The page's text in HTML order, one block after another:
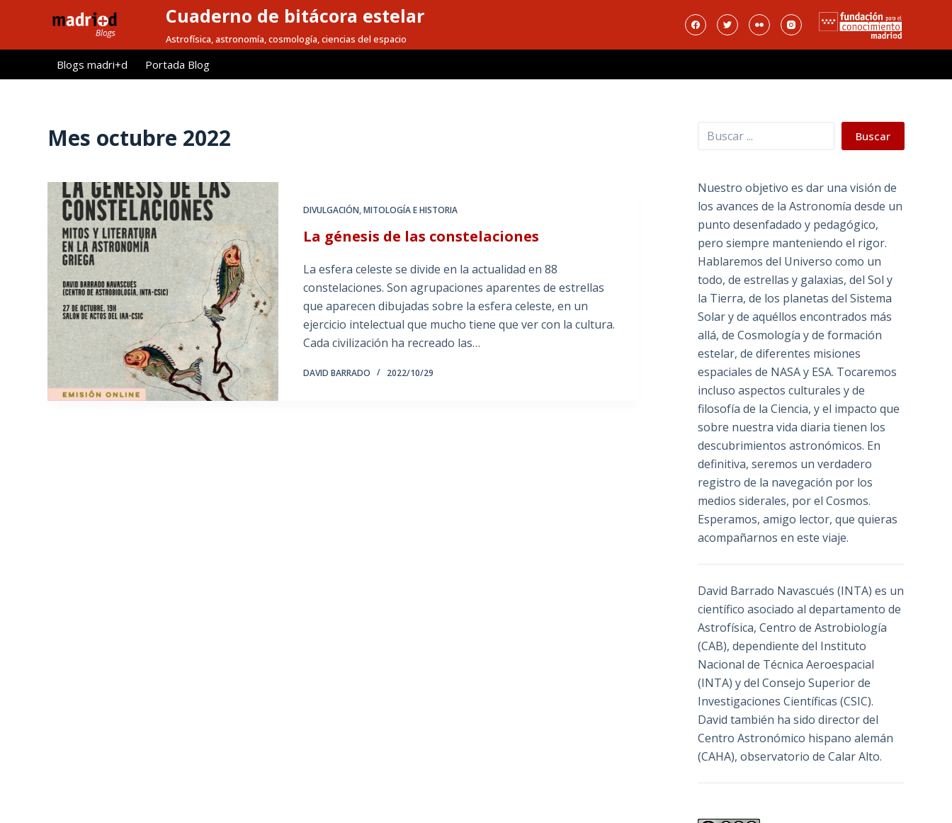
l
Cuaderno de bitácora estelar
Astrofísica, astronomía, cosmología, ciencias del espacio
Blogs madri+d Portada Blog
Mes octubre 2022
DIVULGACIÓN,MITOLOGÍA E HISTORIA
La génesis de las constelaciones
La esfera celeste se divide en la actualidad en 88
constelaciones. Son agrupaciones aparentes de estrellas
que aparecen dibujadas sobre la esfera celeste, en un
ejercicio intelectual que mucho tiene que ver con la cultura.
Cada civilización ha recreado las…
DAVID BARRADO 2022/10/29
Buscar Buscar
Nuestro objetivo es dar una visión de
los avances de la Astronomía desde un
punto desenfadado y pedagógico,
pero siempre manteniendo el rigor.
Hablaremos del Universo como un
todo, de estrellas y galaxias, del Sol y
la Tierra, de los planetas del Sistema
Solar y de aquéllos encontrados más
allá, de Cosmología y de formación
estelar, de diferentes misiones
espaciales de NASA y ESA. Tocaremos
incluso aspectos culturales y de
filosofía de la Ciencia, y el impacto que
sobre nuestra vida diaria tienen los
descubrimientos astronómicos. En
definitiva, seremos un verdadero
registro de la navegación por los
medios siderales, por el Cosmos.
Esperamos, amigo lector, que quieras
acompañarnos en este viaje.
David Barrado Navascués (INTA) es un
científico asociado al departamento de
Astrofísica, Centro de Astrobiología
(CAB), dependiente del Instituto
Nacional de Técnica Aeroespacial
(INTA) y del Consejo Superior de
Investigaciones Científicas (CSIC).
David también ha sido director del
Centro Astronómico hispano alemán
(CAHA), observatorio de Calar Alto.